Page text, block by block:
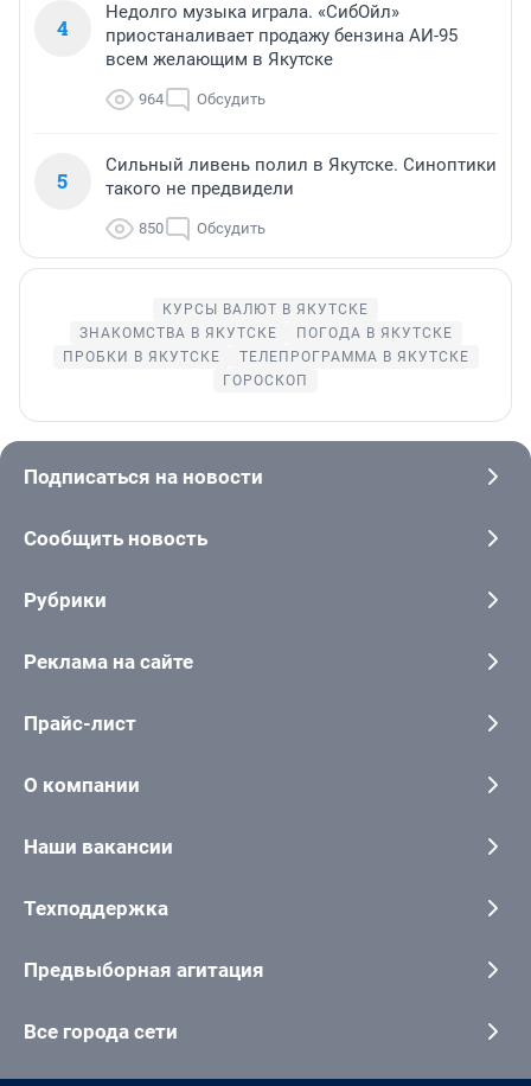
4
Недолго музыка играла. «СибОйл»
приостаналивает продажу бензина АИ-95
всем желающим в Якутске
964 Обсудить
5
Сильный ливень полил в Якутске. Синоптики
такого не предвидели
850 Обсудить
КУРСЫ ВАЛЮТ В ЯКУТСКЕ
ЗНАКОМСТВА В ЯКУТСКЕ
ПОГОДА В ЯКУТСКЕ
ПРОБКИ В ЯКУТСКЕ
ТЕЛЕПРОГРАММА В ЯКУТСКЕ
ГОРОСКОП
Подписаться на новости
Сообщить новость
Рубрики
Реклама на сайте
Прайс-лист
О компании
Наши вакансии
Техподдержка
Предвыборная агитация
Все города сети